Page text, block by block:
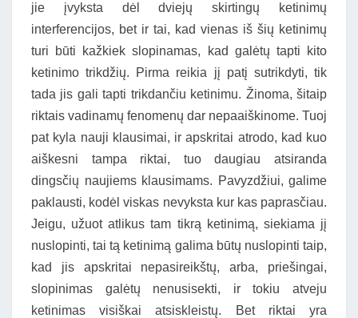
jie įvyksta dėl dviejų skirtingų ketinimų
interferencijos, bet ir tai, kad vienas iš šių ketinimų
turi būti kažkiek slopinamas, kad galėtų tapti kito
ketinimo trikdžių. Pirma reikia jį patį sutrikdyti, tik
tada jis gali tapti trikdančiu ketinimu. Žinoma, šitaip
riktais vadinamų fenomenų dar nepaaiškinome. Tuoj
pat kyla nauji klausimai, ir apskritai atrodo, kad kuo
aiškesni tampa riktai, tuo daugiau atsiranda
dingsčių naujiems klausimams. Pavyzdžiui, galime
paklausti, kodėl viskas nevyksta kur kas paprasčiau.
Jeigu, užuot atlikus tam tikrą ketinimą, siekiama jį
nuslopinti, tai tą ketinimą galima būtų nuslopinti taip,
kad jis apskritai nepasireikštų, arba, priešingai,
slopinimas galėtų nenusisekti, ir tokiu atveju
ketinimas visiškai atsiskleistų. Bet riktai yra